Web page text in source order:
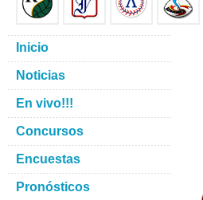
Inicio
Noticias
En vivo!!!
Concursos
Encuestas
Pronósticos